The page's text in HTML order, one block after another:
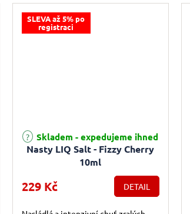
SLEVA až 5% po
registraci
Nasty LIQ Salt - Fizzy Cherry
10ml
Skladem - expedujeme ihned
229 Kč DETAIL